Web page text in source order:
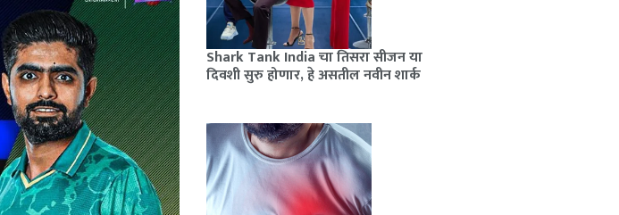
Shark Tank India चा तिसरा सीजन या
दिवशी सुरु होणार, हे असतील नवीन शार्क